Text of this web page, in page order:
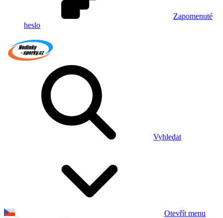
Zapomenuté
heslo
Vyhledat
Otevřít menu